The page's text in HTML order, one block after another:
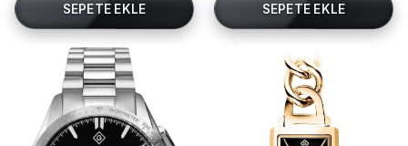
SEPETE EKLE SEPETE EKLE